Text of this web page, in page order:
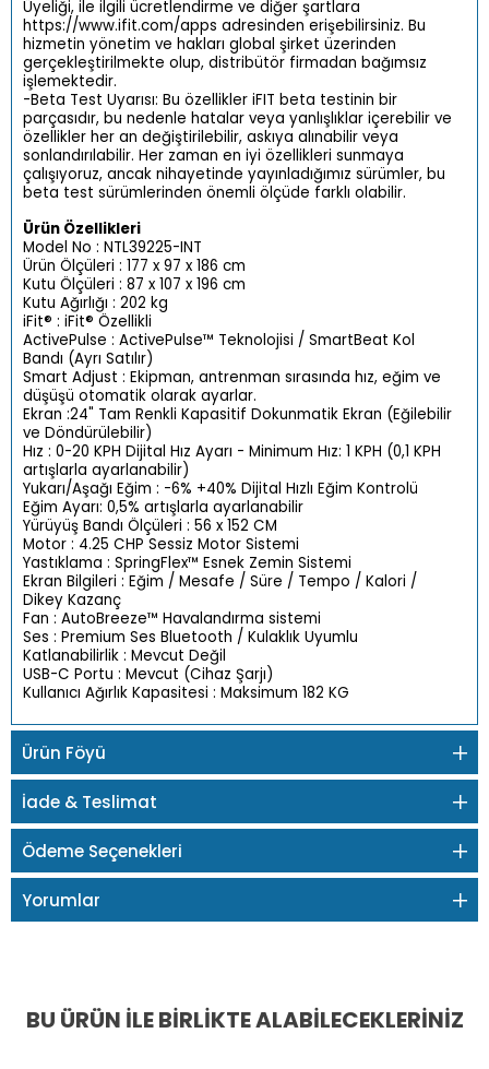
Üyeliği, ile ilgili ücretlendirme ve diğer şartlara
https://www.ifit.com/apps adresinden erişebilirsiniz. Bu
hizmetin yönetim ve hakları global şirket üzerinden
gerçekleştirilmekte olup, distribütör firmadan bağımsız
işlemektedir.
-Beta Test Uyarısı: Bu özellikler iFIT beta testinin bir
parçasıdır, bu nedenle hatalar veya yanlışlıklar içerebilir ve
özellikler her an değiştirilebilir, askıya alınabilir veya
sonlandırılabilir. Her zaman en iyi özellikleri sunmaya
çalışıyoruz, ancak nihayetinde yayınladığımız sürümler, bu
beta test sürümlerinden önemli ölçüde farklı olabilir.
Ürün Özellikleri
Model No : NTL39225-INT
Ürün Ölçüleri : 177 x 97 x 186 cm
Kutu Ölçüleri : 87 x 107 x 196 cm
Kutu Ağırlığı : 202 kg
iFit® : iFit® Özellikli
ActivePulse : ActivePulse™ Teknolojisi / SmartBeat Kol
Bandı (Ayrı Satılır)
Smart Adjust : Ekipman, antrenman sırasında hız, eğim ve
düşüşü otomatik olarak ayarlar.
Ekran :24" Tam Renkli Kapasitif Dokunmatik Ekran (Eğilebilir
ve Döndürülebilir)
Hız : 0-20 KPH Dijital Hız Ayarı - Minimum Hız: 1 KPH (0,1 KPH
artışlarla ayarlanabilir)
Yukarı/Aşağı Eğim : -6% +40% Dijital Hızlı Eğim Kontrolü
Eğim Ayarı: 0,5% artışlarla ayarlanabilir
Yürüyüş Bandı Ölçüleri : 56 x 152 CM
Motor : 4.25 CHP Sessiz Motor Sistemi
Yastıklama : SpringFlex™ Esnek Zemin Sistemi
Ekran Bilgileri : Eğim / Mesafe / Süre / Tempo / Kalori /
Dikey Kazanç
Fan : AutoBreeze™ Havalandırma sistemi
Ses : Premium Ses Bluetooth / Kulaklık Uyumlu
Katlanabilirlik : Mevcut Değil
USB-C Portu : Mevcut (Cihaz Şarjı)
Kullanıcı Ağırlık Kapasitesi : Maksimum 182 KG
Ürün Föyü
İade & Teslimat
Ödeme Seçenekleri
Yorumlar
BU ÜRÜN İLE BIRLIKTE ALABILECEKLERINIZ